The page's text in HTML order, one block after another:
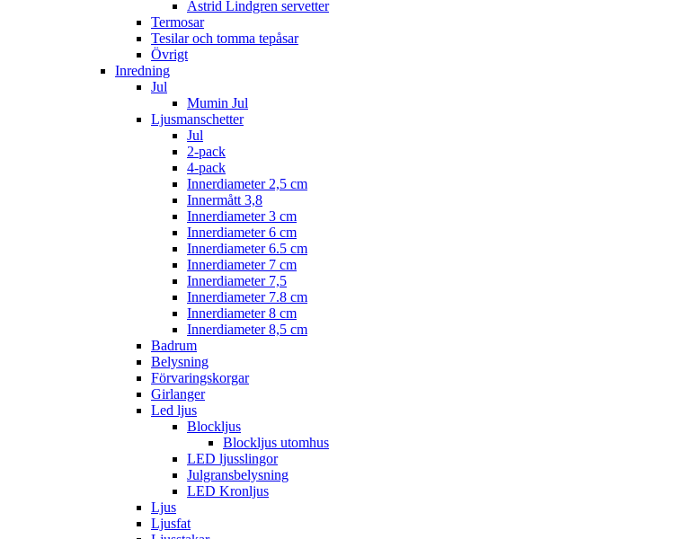
Astrid Lindgren servetter
Termosar
Tesilar och tomma tepåsar
Övrigt
Inredning
Jul
Mumin Jul
Ljusmanschetter
Jul
2-pack
4-pack
Innerdiameter 2,5 cm
Innermått 3,8
Innerdiameter 3 cm
Innerdiameter 6 cm
Innerdiameter 6.5 cm
Innerdiameter 7 cm
Innerdiameter 7,5
Innerdiameter 7.8 cm
Innerdiameter 8 cm
Innerdiameter 8,5 cm
Badrum
Belysning
Förvaringskorgar
Girlanger
Led ljus
Blockljus
Blockljus utomhus
LED ljusslingor
Julgransbelysning
LED Kronljus
Ljus
Ljusfat